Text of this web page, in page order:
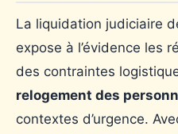
La liquidation judiciaire
expose à l’évidence les
des contraintes
relogement des
contextes d’urgence.